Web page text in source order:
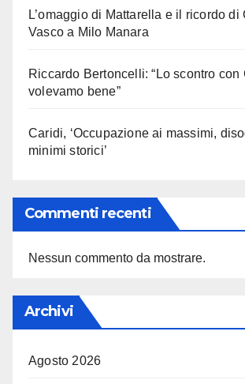
L’omaggio di Mattarella e il ricordo di
Vasco a Milo Manara
Riccardo Bertoncelli: “Lo scontro con
volevamo bene”
Caridi, ‘Occupazione ai massimi,
minimi storici’
Commenti recenti
Nessun commento da mostrare.
Archivi
Agosto 2026